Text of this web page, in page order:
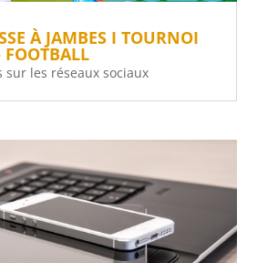
À JAMBES I TOURNOI
FOOTBALL
sur les réseaux sociaux